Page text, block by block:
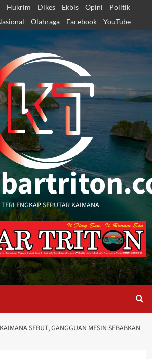
Hukrim Dikes Ekbis Opini
Politik
Olahraga Facebook YouTube
SEPUTAR KAIMANA
SEBUT, GANGGUAN MESIN SEBABKAN